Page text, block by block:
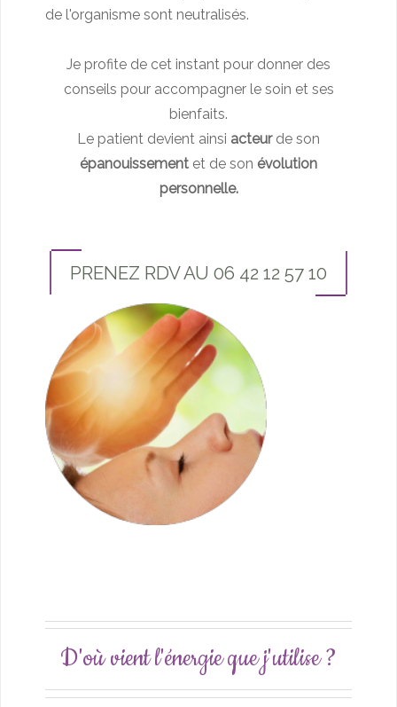
de l'organisme sont neutralisés.
Je profite de cet instant pour donner des
conseils pour accompagner le soin et ses
bienfaits.
Le patient devient ainsi acteur de son
épanouissement et de son évolution
personnelle.
PRENEZ RDV AU 06 42 12 57 10
D'où vient l'énergie que j'utilise ?